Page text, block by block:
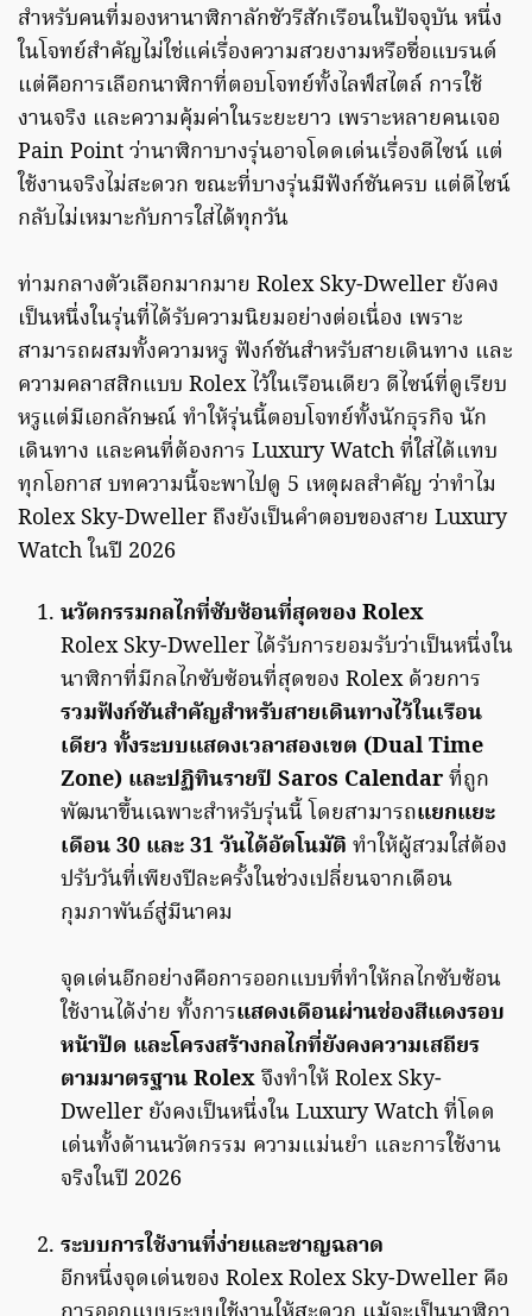
สำหรับคนที่มองหานาฬิกาลักชัวรีสักเรือนในปัจจุบัน หนึ่ง
ในโจทย์สำคัญไม่ใช่แค่เรื่องความสวยงามหรือชื่อแบรนด์
แต่คือการเลือกนาฬิกาที่ตอบโจทย์ทั้งไลฟ์สไตล์ การใช้
งานจริง และความคุ้มค่าในระยะยาว เพราะหลายคนเจอ
Pain Point ว่านาฬิกาบางรุ่นอาจโดดเด่นเรื่องดีไซน์ แต่
ใช้งานจริงไม่สะดวก ขณะที่บางรุ่นมีฟังก์ชันครบ แต่ดีไซน์
กลับไม่เหมาะกับการใส่ได้ทุกวัน
ท่ามกลางตัวเลือกมากมาย Rolex Sky-Dweller ยังคง
เป็นหนึ่งในรุ่นที่ได้รับความนิยมอย่างต่อเนื่อง เพราะ
สามารถผสมทั้งความหรู ฟังก์ชันสำหรับสายเดินทาง และ
ความคลาสสิกแบบ Rolex ไว้ในเรือนเดียว ดีไซน์ที่ดูเรียบ
หรูแต่มีเอกลักษณ์ ทำให้รุ่นนี้ตอบโจทย์ทั้งนักธุรกิจ นัก
เดินทาง และคนที่ต้องการ Luxury Watch ที่ใส่ได้แทบ
ทุกโอกาส บทความนี้จะพาไปดู 5 เหตุผลสำคัญ ว่าทำไม
Rolex Sky-Dweller ถึงยังเป็นคำตอบของสาย Luxury
Watch ในปี 2026
นวัตกรรมกลไกที่ซับซ้อนที่สุดของ Rolex
Rolex Sky-Dweller ได้รับการยอมรับว่าเป็นหนึ่งใน
นาฬิกาที่มีกลไกซับซ้อนที่สุดของ Rolex ด้วยการ
รวมฟังก์ชันสำคัญสำหรับสายเดินทางไว้ในเรือน
เดียว ทั้งระบบแสดงเวลาสองเขต (Dual Time
Zone) และปฏิทินรายปี Saros Calendarที่ถูก
พัฒนาขึ้นเฉพาะสำหรับรุ่นนี้ โดยสามารถแยกแยะ
เดือน 30 และ 31 วันได้อัตโนมัติ ทำให้ผู้สวมใส่ต้อง
ปรับวันที่เพียงปีละครั้งในช่วงเปลี่ยนจากเดือน
กุมภาพันธ์สู่มีนาคม
จุดเด่นอีกอย่างคือการออกแบบที่ทำให้กลไกซับซ้อน
ใช้งานได้ง่าย ทั้งการแสดงเดือนผ่านช่องสีแดงรอบ
หน้าปัด และโครงสร้างกลไกที่ยังคงความเสถียร
ตามมาตรฐาน Rolexจึงทำให้ Rolex Sky-
Dweller ยังคงเป็นหนึ่งใน Luxury Watch ที่โดด
เด่นทั้งด้านนวัตกรรม ความแม่นยำ และการใช้งาน
จริงในปี 2026
ระบบการใช้งานที่ง่ายและชาญฉลาด
อีกหนึ่งจุดเด่นของ Rolex Rolex Sky-Dweller คือ